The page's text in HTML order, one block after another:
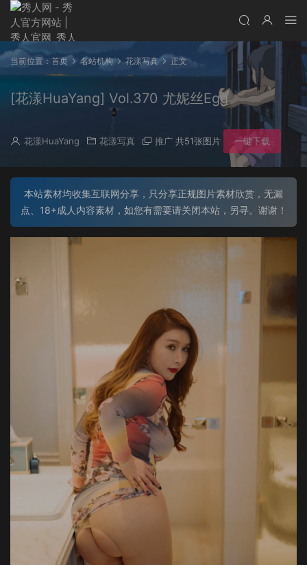
当前位置： 首页 名站机构 花漾写真 正文
[花漾HuaYang] Vol.370 尤妮丝Egg
花漾HuaYang 花漾写真 推广 共51张图片 一键下载
本站素材均收集互联网分享，只分享正规图片素材欣赏，无漏
点、18+成人内容素材，如您有需要请关闭本站，另寻。谢谢！